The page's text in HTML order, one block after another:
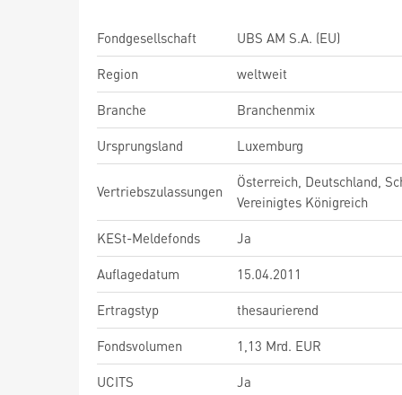
Fondgesellschaft
UBS AM S.A. (EU)
Region
weltweit
Branche
Branchenmix
Ursprungsland
Luxemburg
Vertriebszulassungen
Österreich, Deutschland,
Vereinigtes Königreich
KESt-Meldefonds
Ja
Auflagedatum
15.04.2011
Ertragstyp
thesaurierend
Fondsvolumen
1,13 Mrd. EUR
UCITS
Ja